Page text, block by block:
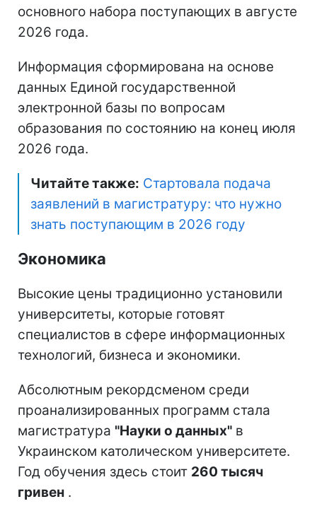
основного набора поступающих в августе
2026 года.
Информация сформирована на основе
данных Единой государственной
электронной базы по вопросам
образования по состоянию на конец июля
2026 года.
Читайте также: Стартовала подача
заявлений в магистратуру: что нужно
знать поступающим в 2026 году
Экономика
Высокие цены традиционно установили
университеты, которые готовят
специалистов в сфере информационных
технологий, бизнеса и экономики.
Абсолютным рекордсменом среди
проанализированных программ стала
магистратура "Науки о данных" в
Украинском католическом университете.
Год обучения здесь стоит 260 тысяч
гривен .